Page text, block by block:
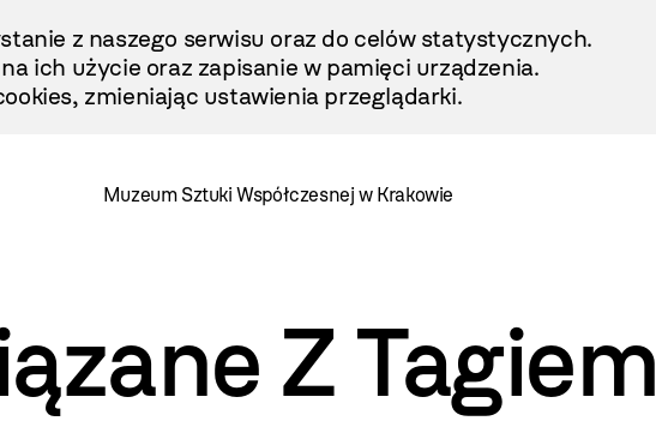
z naszego serwisu oraz do celów statystycznych.
ich użycie oraz zapisanie w pamięci urządzenia.
zmieniając ustawienia przeglądarki.
Muzeum Sztuki Współczesnej w Krakowie
Z Tagiem